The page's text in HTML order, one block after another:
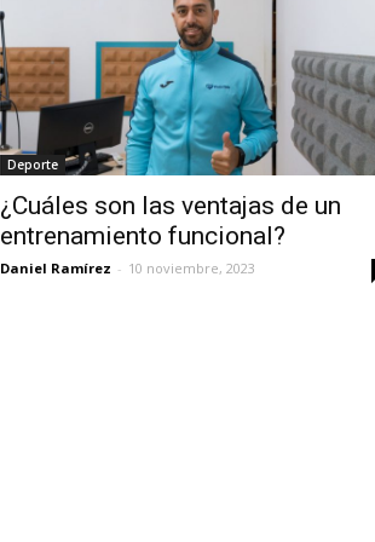
Deporte
¿Cuáles son las ventajas de un
entrenamiento funcional?
Daniel Ramírez - 10 noviembre, 2023